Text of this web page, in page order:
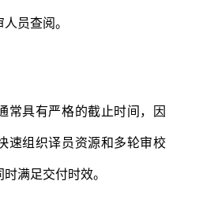
员查阅。
具有严格的截止时间，因
速组织译员资源和多轮审校
满足交付时效。